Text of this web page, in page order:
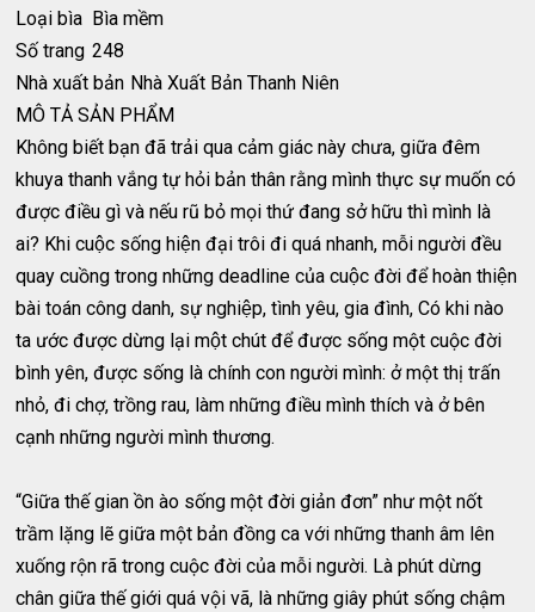
Loại bìa Bìa mềm
Số trang 248
Nhà xuất bản Nhà Xuất Bản Thanh Niên
MÔ TẢ SẢN PHẨM
Không biết bạn đã trải qua cảm giác này chưa, giữa đêm
khuya thanh vắng tự hỏi bản thân rằng mình thực sự muốn có
được điều gì và nếu rũ bỏ mọi thứ đang sở hữu thì mình là
ai? Khi cuộc sống hiện đại trôi đi quá nhanh, mỗi người đều
quay cuồng trong những deadline của cuộc đời để hoàn thiện
bài toán công danh, sự nghiệp, tình yêu, gia đình, Có khi nào
ta ước được dừng lại một chút để được sống một cuộc đời
bình yên, được sống là chính con người mình: ở một thị trấn
nhỏ, đi chợ, trồng rau, làm những điều mình thích và ở bên
cạnh những người mình thương.
“Giữa thế gian ồn ào sống một đời giản đơn” như một nốt
trầm lặng lẽ giữa một bản đồng ca với những thanh âm lên
xuống rộn rã trong cuộc đời của mỗi người. Là phút dừng
chân giữa thế giới quá vội vã, là những giây phút sống chậm